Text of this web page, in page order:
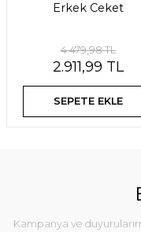
Erkek Ceket
4.479,98 TL
2.911,99 TL
SEPETE EKLE
Kampanya ve